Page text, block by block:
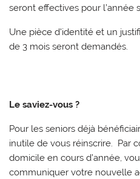
seront effectives pour l’année
Une pièce d'identité et un
de 3 mois seront demandés.
Le saviez-vous ?
Pour les seniors déjà
inutile de vous réinscrire. Par
domicile en cours d’année,
communiquer votre nouvelle